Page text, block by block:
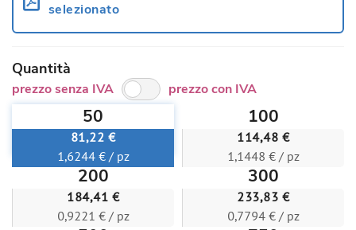
selezionato
Quantità
prezzo senza IVA prezzo con IVA
50
81,22 €
1,6244 € / pz
100
114,48 €
1,1448 € / pz
200
184,41 €
0,9221 € / pz
300
233,83 €
0,7794 € / pz